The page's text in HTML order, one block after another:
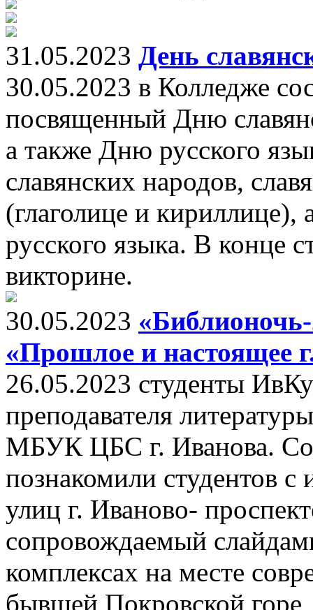
31.05.2023 День
30.05.2023 в Колледже
посвященный Дню
а также Дню русского
славянских народов,
(глаголице и кириллице),
русского языка. В конце
викторине.
30.05.2023
«Прошлое и настоящее
26.05.2023 студенты
преподавателя
МБУК ЦБС г. Иванова.
познакомили студентов с
улиц г. Иваново-
сопровождаемый
комплексах на месте
бывшей Покровской